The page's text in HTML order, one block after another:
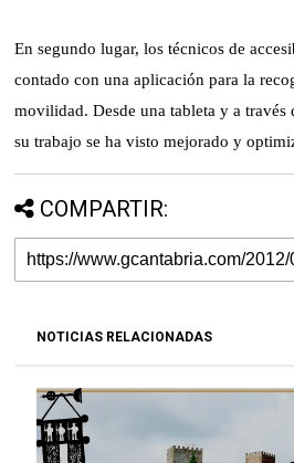
En segundo lugar, los técnicos de
contado con una aplicación para la
movilidad. Desde una tableta y a
su trabajo se ha visto mejorado y
COMPARTIR:
NOTICIAS RELACIONADAS